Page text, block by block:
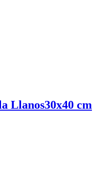
Llanos30x40 cm